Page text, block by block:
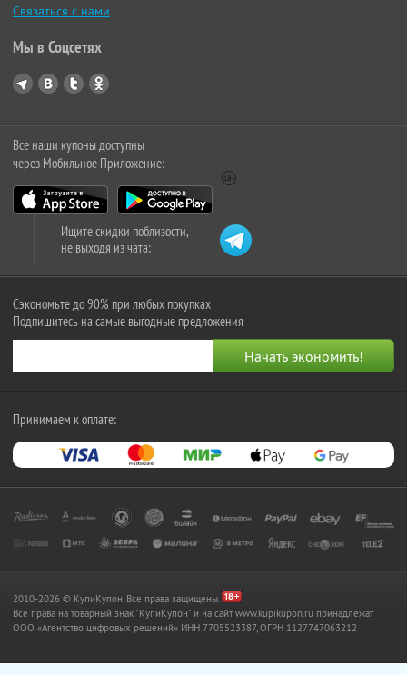
Связаться с нами
Мы в Соцсетях
Все наши купоны доступны
через Мобильное Приложение:
Ищите скидки поблизости,
не выходя из чата:
Сэкономьте до 90% при любых покупках
Подпишитесь на самые выгодные предложения
Принимаем к оплате:
2010-2026 © КупиКупон. Все права защищены.
Все права на товарный знак "КупиКупон" и на сайт www.kupikupon.ru принадлежат
OOO «Агентство цифровых решений» ИНН 7705523387, ОГРН 1127747063212